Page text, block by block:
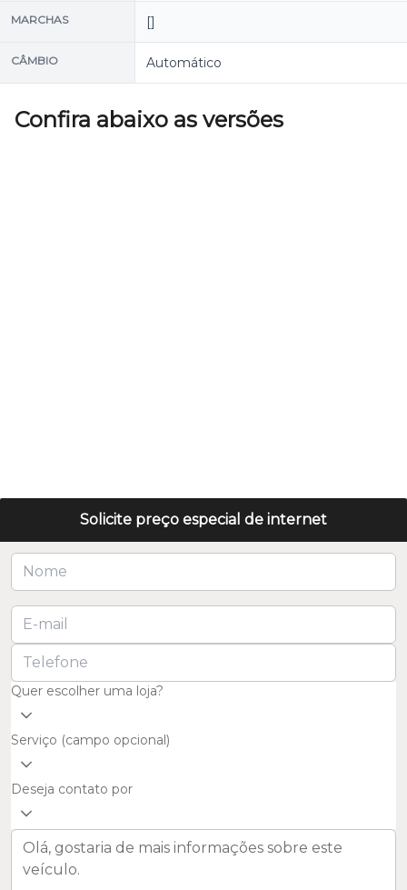
MARCHAS []
CÂMBIO Automático
Confira abaixo as versões
Solicite preço especial de internet
Quer escolher uma loja?
Serviço (campo opcional)
Deseja contato por